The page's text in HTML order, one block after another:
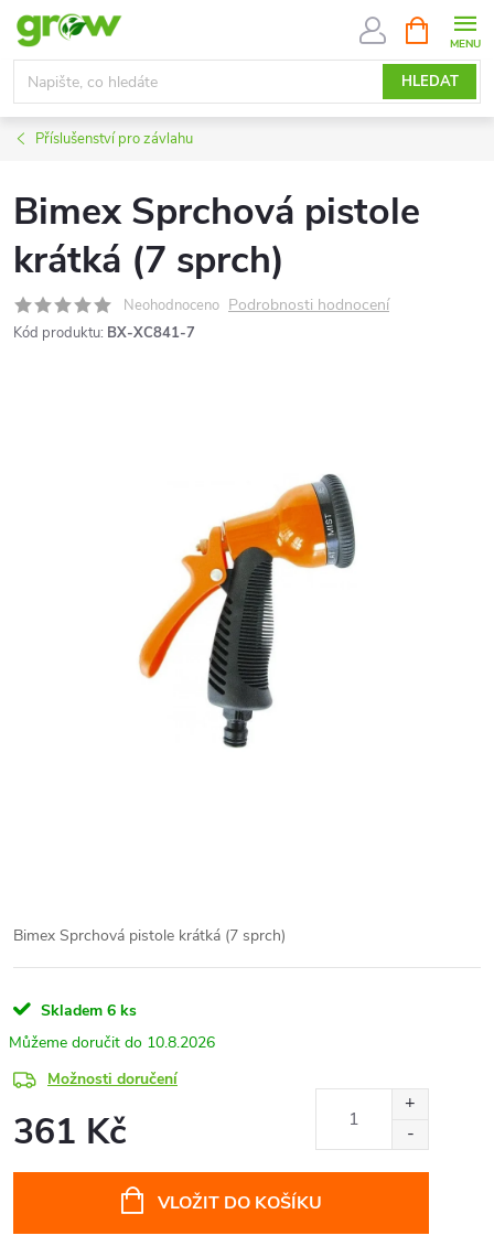
Přejít
obsah
HLEDAT
NÁKUPNÍ
KOŠÍK
Příslušenství pro závlahu
Bimex Sprchová pistole
krátká (7 sprch)
Neohodnoceno Podrobnosti hodnocení
Kód produktu: BX-XC841-7
Bimex Sprchová pistole krátká (7 sprch)
Skladem 6 ks
10.8.2026
Možnosti doručení
361 Kč
VLOŽIT DO KOŠÍKU